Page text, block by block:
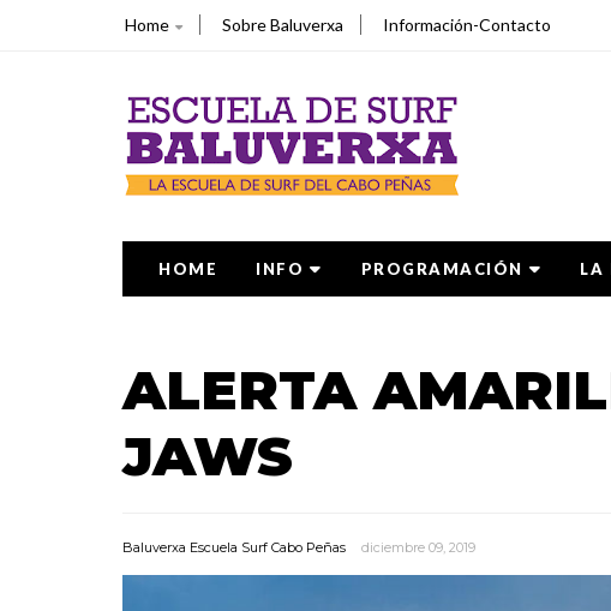
Home Sobre Baluverxa Información-Contacto
HOME INFO PROGRAMACIÓN LA
ALERTA
JAWS
Baluverxa Escuela Surf Cabo Peñas diciembre 09, 2019